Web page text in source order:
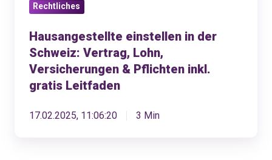
Pflichten
gratis
Leitfaden
Rechtliches
Hausangestellte einstellen in der
Schweiz: Vertrag, Lohn,
Versicherungen & Pflichten inkl.
gratis Leitfaden
17.02.2025, 11:06:20 3 Min